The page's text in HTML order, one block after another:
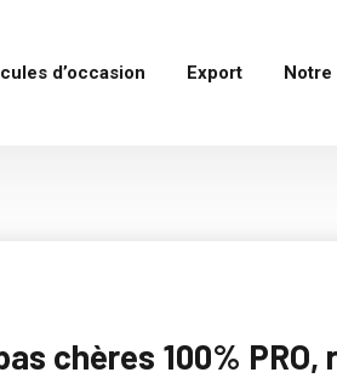
d’occasion Export Notre
chères 100%